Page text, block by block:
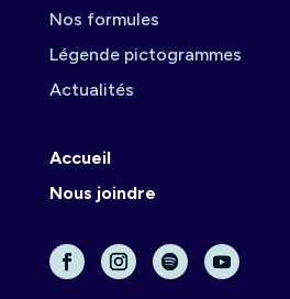
Nos formules
Légende pictogrammes
Actualités
Accueil
Nous joindre